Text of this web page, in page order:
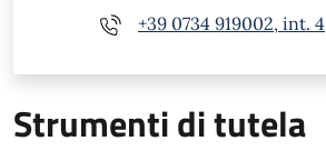
+39 0734 919002, int. 4
Strumenti di tutela